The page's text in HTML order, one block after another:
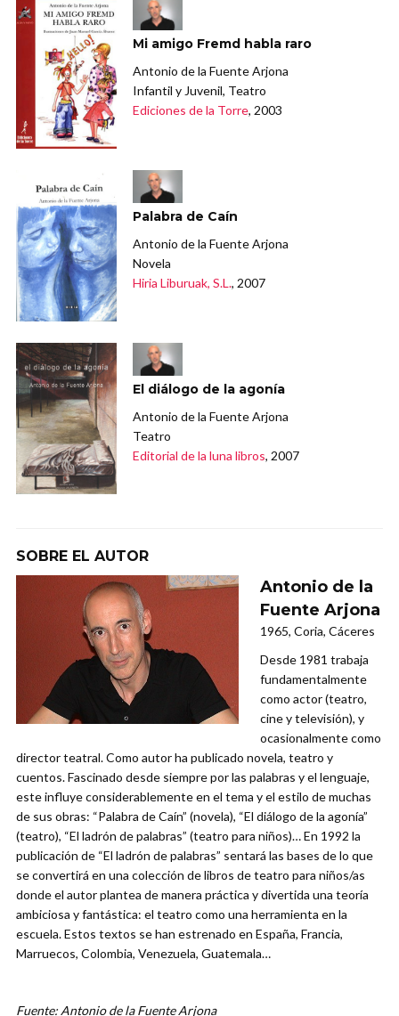
Mi amigo Fremd habla raro
Antonio de la Fuente Arjona
Infantil y Juvenil, Teatro
Ediciones de la Torre, 2003
Palabra de Caín
Antonio de la Fuente Arjona
Novela
Hiria Liburuak, S.L., 2007
El diálogo de la agonía
Antonio de la Fuente Arjona
Teatro
Editorial de la luna libros, 2007
SOBRE EL AUTOR
Antonio de la
Fuente Arjona
1965, Coria, Cáceres
Desde 1981 trabaja
fundamentalmente
como actor (teatro,
cine y televisión), y
ocasionalmente como
director teatral. Como autor ha publicado novela, teatro y
cuentos. Fascinado desde siempre por las palabras y el lenguaje,
este influye considerablemente en el tema y el estilo de muchas
de sus obras: “Palabra de Caín” (novela), “El diálogo de la agonía”
(teatro), “El ladrón de palabras” (teatro para niños)… En 1992 la
publicación de “El ladrón de palabras” sentará las bases de lo que
se convertirá en una colección de libros de teatro para niños/as
donde el autor plantea de manera práctica y divertida una teoría
ambiciosa y fantástica: el teatro como una herramienta en la
escuela. Estos textos se han estrenado en España, Francia,
Marruecos, Colombia, Venezuela, Guatemala…
Fuente: Antonio de la Fuente Arjona